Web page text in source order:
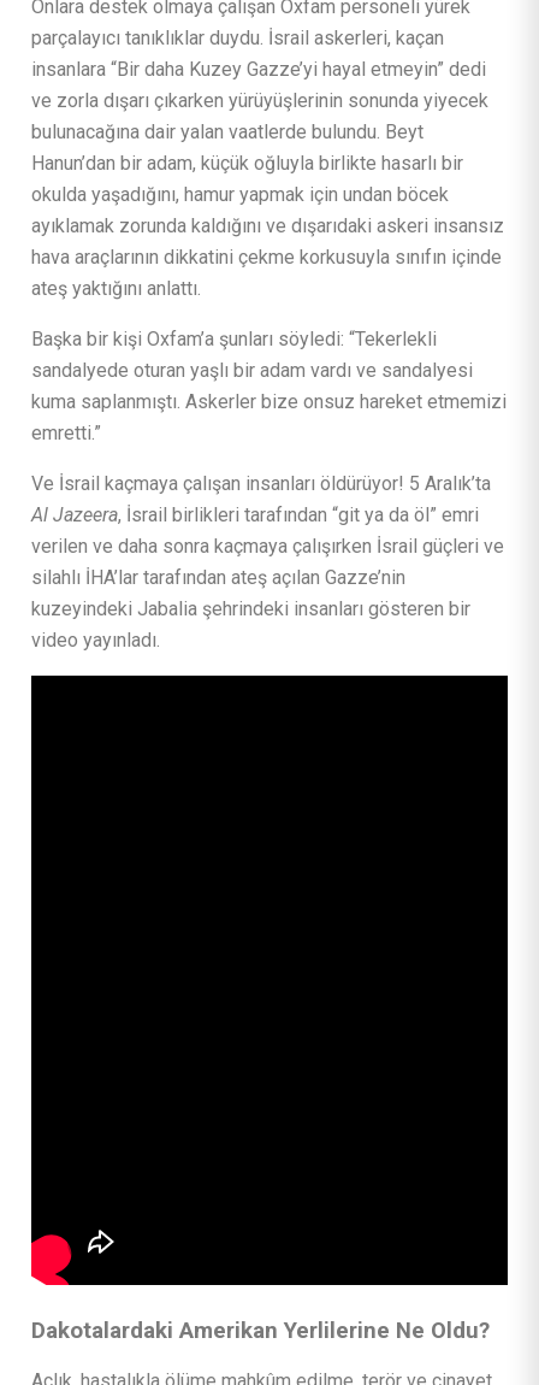
Onlara destek olmaya çalışan Oxfam personeli yürek
parçalayıcı tanıklıklar duydu. İsrail askerleri, kaçan
insanlara “Bir daha Kuzey Gazze’yi hayal etmeyin” dedi
ve zorla dışarı çıkarken yürüyüşlerinin sonunda yiyecek
bulunacağına dair yalan vaatlerde bulundu. Beyt
Hanun’dan bir adam, küçük oğluyla birlikte hasarlı bir
okulda yaşadığını, hamur yapmak için undan böcek
ayıklamak zorunda kaldığını ve dışarıdaki askeri insansız
hava araçlarının dikkatini çekme korkusuyla sınıfın içinde
ateş yaktığını anlattı.
Başka bir kişi Oxfam’a şunları söyledi: “Tekerlekli
sandalyede oturan yaşlı bir adam vardı ve sandalyesi
kuma saplanmıştı. Askerler bize onsuz hareket etmemizi
emretti.”
Ve İsrail kaçmaya çalışan insanları öldürüyor! 5 Aralık’ta
Al Jazeera, İsrail birlikleri tarafından “git ya da öl” emri
verilen ve daha sonra kaçmaya çalışırken İsrail güçleri ve
silahlı İHA’lar tarafından ateş açılan Gazze’nin
kuzeyindeki Jabalia şehrindeki insanları gösteren bir
video yayınladı.
Dakotalardaki Amerikan Yerlilerine Ne Oldu?